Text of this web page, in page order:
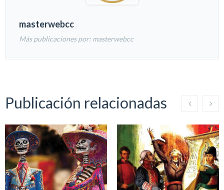
masterwebcc
Más publicaciones por: masterwebcc
Publicación relacionadas